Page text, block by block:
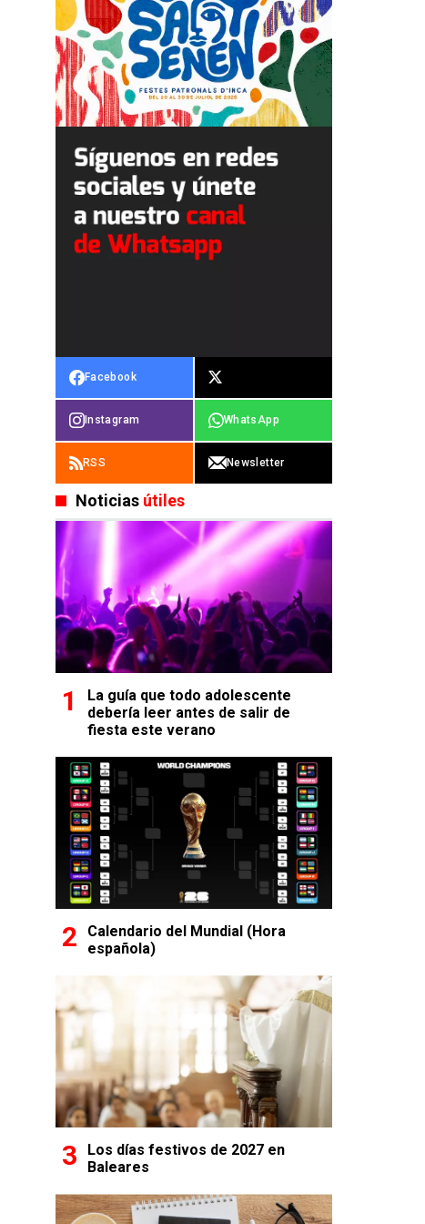
Facebook
Instagram WhatsApp
RSS Newsletter
Noticias útiles
La guía que todo adolescente
debería leer antes de salir de
fiesta este verano
Calendario del Mundial (Hora
española)
Los días festivos de 2027 en
Baleares